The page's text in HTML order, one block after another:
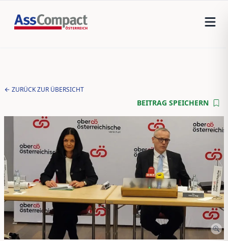
ZURÜCK ZUR ÜBERSICHT
BEITRAG SPEICHERN